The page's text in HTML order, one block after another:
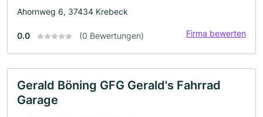
Ahornweg 6, 37434 Krebeck
0.0 (0 Bewertungen) Firma bewerten
Gerald Böning GFG Gerald's Fahrrad
Garage